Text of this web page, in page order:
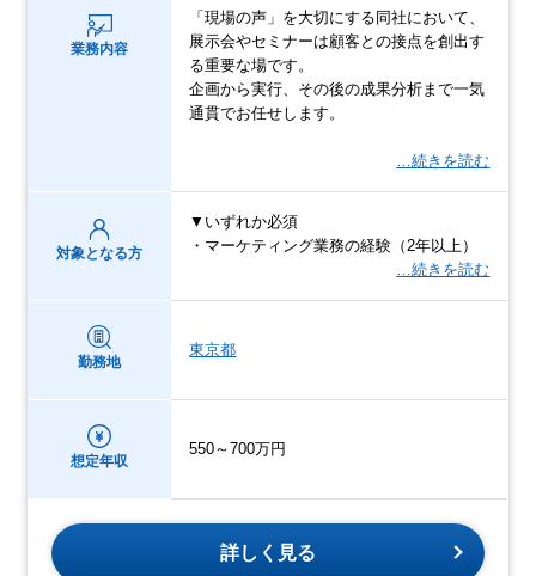
業務内容
「現場の声」を大切にする同社において、
展示会やセミナーは顧客との接点を創出す
る重要な場です。
企画から実行、その後の成果分析まで一気
通貫でお任せします。
…続きを読む
対象となる方
▼いずれか必須
・マーケティング業務の経験（2年以上）
…続きを読む
勤務地
東京都
想定年収
550～700万円
詳しく見る